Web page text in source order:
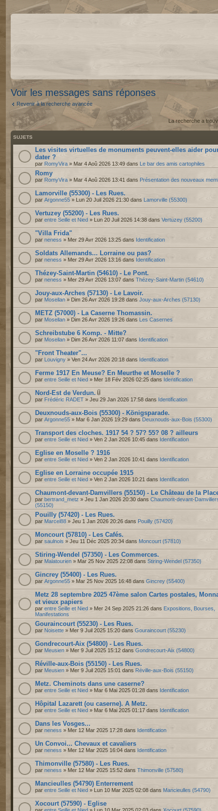
Voir les messages sans réponses
Revenir à la recherche avancée
La recherche a
SUJETS
Les visites virtuelles de monuments peuvent-elles aider
dater ?
par RomyVira » Mar 4 Aoû 2026 13:49 dans Le bar des amis cartophiles
Romy
par RomyVira » Mar 4 Aoû 2026 13:41 dans Présentation des nouveaux
Lamorville (55300) - Les Rues.
par Argonne55 » Lun 20 Juil 2026 21:30 dans Lamorville (55300)
Vertuzey (55200) - Les Rues.
par entre Seille et Nied » Lun 20 Juil 2026 14:38 dans Vertuzey (55200)
"Villa Frida"
par neness » Mer 29 Avr 2026 13:25 dans Identification
Soldats Allemands... Lorraine ou pas?
par neness » Mer 29 Avr 2026 13:16 dans Identification
Thézey-Saint-Martin (54610) - Le Pont.
par neness » Mer 29 Avr 2026 13:07 dans Thézey-Saint-Martin (54610)
Jouy-aux-Arches (57130) - Le Lavoir.
par Mosellan » Dim 26 Avr 2026 19:28 dans Jouy-aux-Arches (57130)
METZ (57000) - La Caserne Thomassin.
par Mosellan » Dim 26 Avr 2026 19:26 dans Les Casernes
Schreibstube 6 Komp. - Mitte?
par Mosellan » Dim 26 Avr 2026 11:07 dans Identification
"Front Theater"...
par Louvigny » Ven 24 Avr 2026 20:18 dans Identification
Ferme 1917 En Meuse? En Meurthe et Moselle ?
par entre Seille et Nied » Mer 18 Fév 2026 02:25 dans Identification
Nord-Est de Verdun.
par Frédéric RADET » Jeu 29 Jan 2026 17:58 dans Identification
Deuxnouds-aux-Bois (55300) - Königsparade.
par Argonne55 » Mar 6 Jan 2026 19:29 dans Deuxnouds-aux-Bois (55300)
Transport des cloches. 1917 54 ? 57? 55? 08 ? ailleurs
par entre Seille et Nied » Ven 2 Jan 2026 10:45 dans Identification
Eglise en Moselle ? 1916
par entre Seille et Nied » Ven 2 Jan 2026 10:41 dans Identification
Eglise en Lorraine occupée 1915
par entre Seille et Nied » Ven 2 Jan 2026 10:21 dans Identification
Chaumont-devant-Damvillers (55150) - Le Château de la
par bertrand_metz » Jeu 1 Jan 2026 20:30 dans Chaumont-devant-
(55150)
Pouilly (57420) - Les Rues.
par Marcel88 » Jeu 1 Jan 2026 20:26 dans Pouilly (57420)
Moncourt (57810) - Les Cafés.
par saulnois » Jeu 11 Déc 2025 20:34 dans Moncourt (57810)
Stiring-Wendel (57350) - Les Commerces.
par Malatourien » Mar 25 Nov 2025 22:08 dans Stiring-Wendel (57350)
Gincrey (55400) - Les Rues.
par Argonne55 » Mar 25 Nov 2025 16:48 dans Gincrey (55400)
Metz 28 septembre 2025 47ème salon Cartes postales,
et vieux papiers
par entre Seille et Nied » Mer 24 Sep 2025 21:26 dans Expositions, Bourses,
Manifestations
Gouraincourt (55230) - Les Rues.
par Noisette » Mer 9 Juil 2025 15:20 dans Gouraincourt (55230)
Gondrecourt-Aix (54800) - Les Rues.
par Meusien » Mer 9 Juil 2025 15:12 dans Gondrecourt-Aix (54800)
Réville-aux-Bois (55150) - Les Rues.
par Meusien » Mer 9 Juil 2025 15:01 dans Réville-aux-Bois (55150)
Metz. Cheminots dans une caserne?
par entre Seille et Nied » Mar 6 Mai 2025 01:28 dans Identification
Hôpital Lazarett (ou caserne). A Metz.
par entre Seille et Nied » Mar 6 Mai 2025 01:17 dans Identification
Dans les Vosges...
par neness » Mer 12 Mar 2025 17:28 dans Identification
Un Convoi... Chevaux et cavaliers
par neness » Mer 12 Mar 2025 16:04 dans Identification
Thimonville (57580) - Les Rues.
par neness » Mer 12 Mar 2025 15:52 dans Thimonville (57580)
Mancieulles (54790) Enterrement
par entre Seille et Nied » Lun 10 Mar 2025 02:08 dans Mancieulles (54790)
Xocourt (57590) - Eglise
par entre Seille et Nied » Lun 10 Mar 2025 02:03 dans Xocourt (57590)